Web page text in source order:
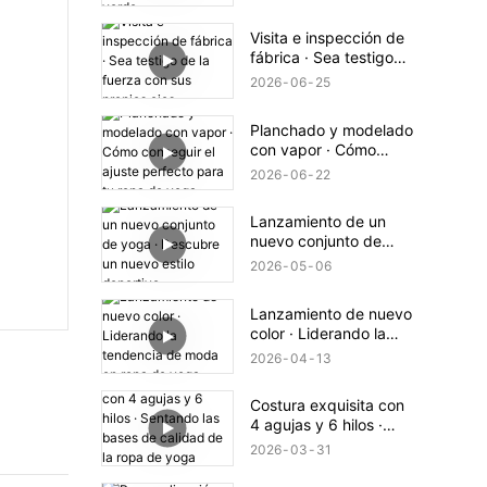
Visita e inspección de
fábrica · Sea testigo
de la fuerza con sus
2026 06 25
Planchado y modelado
con vapor · Cómo
conseguir el ajuste
2026 06 22
Lanzamiento de un
nuevo conjunto de
yoga · Descubre un
2026 05 06
Lanzamiento de nuevo
color · Liderando la
tendencia de moda en
2026 04 13
Costura exquisita con
4 agujas y 6 hilos ·
Sentando las bases de
2026 03 31